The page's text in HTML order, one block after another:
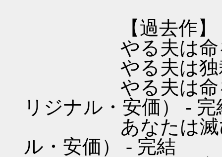
【過去作】
やる夫は命を的
やる夫は独裁制
やる夫は命を的
リジナル・安価） - 完
あなたは滅びを
ル・安価） - 完結